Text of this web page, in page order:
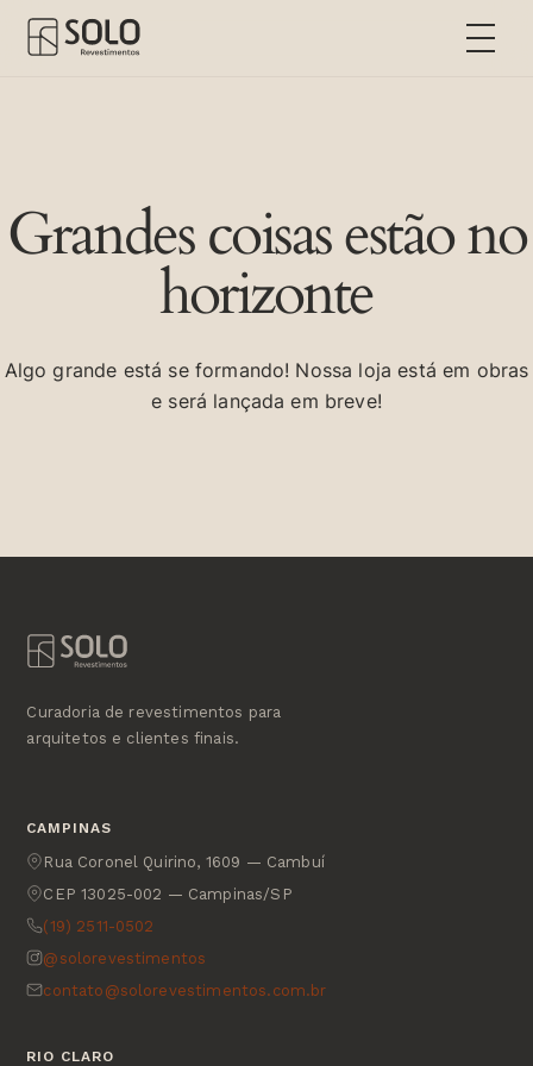
Grandes coisas estão no
horizonte
Algo grande está se formando! Nossa loja está em obras
e será lançada em breve!
Curadoria de revestimentos para
arquitetos e clientes finais.
CAMPINAS
Rua Coronel Quirino, 1609 — Cambuí
CEP 13025-002 — Campinas/SP
(19) 2511-0502
@solorevestimentos
contato@solorevestimentos.com.br
RIO CLARO